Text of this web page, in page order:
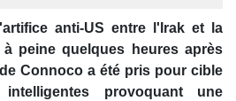
anti-US entre l'Irak et la
peine quelques heures après
Connoco a été pris pour cible
provoquant une